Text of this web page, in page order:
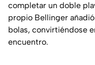
completar un doble
propio Bellinger
bolas, convirtiéndose
encuentro.